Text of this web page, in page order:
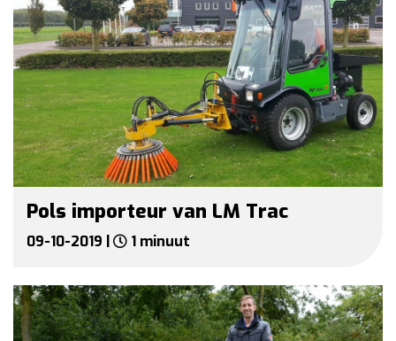
Pols importeur van LM Trac
09-10-2019 | 1 minuut